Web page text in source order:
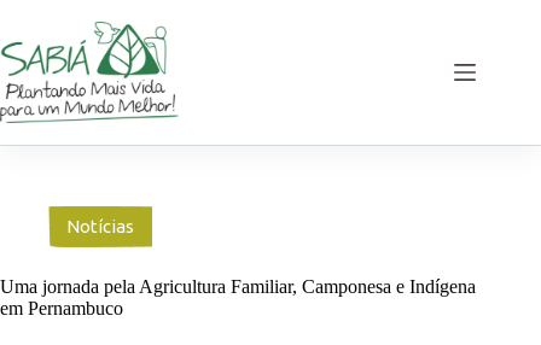
o
conteúdo
Notícias
Uma jornada pela Agricultura Familiar, Camponesa e Indígena
em Pernambuco